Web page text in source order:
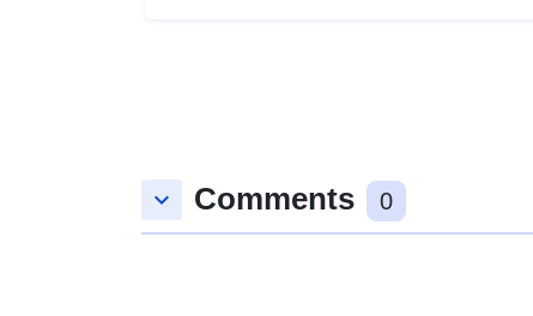
keyboard_arrow_down Comments 0